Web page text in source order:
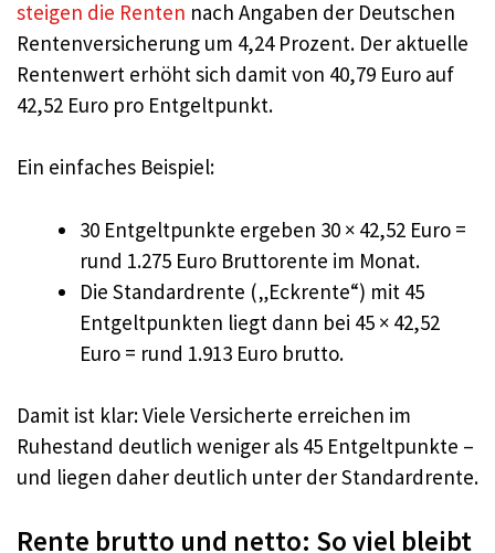
steigen die Renten nach Angaben der Deutschen
Rentenversicherung um 4,24 Prozent. Der aktuelle
Rentenwert erhöht sich damit von 40,79 Euro auf
42,52 Euro pro Entgeltpunkt.
Ein einfaches Beispiel:
30 Entgeltpunkte ergeben 30 × 42,52 Euro =
rund 1.275 Euro Bruttorente im Monat.
Die Standardrente („Eckrente“) mit 45
Entgeltpunkten liegt dann bei 45 × 42,52
Euro = rund 1.913 Euro brutto.
Damit ist klar: Viele Versicherte erreichen im
Ruhestand deutlich weniger als 45 Entgeltpunkte –
und liegen daher deutlich unter der Standardrente.
Rente brutto und netto: So viel bleibt